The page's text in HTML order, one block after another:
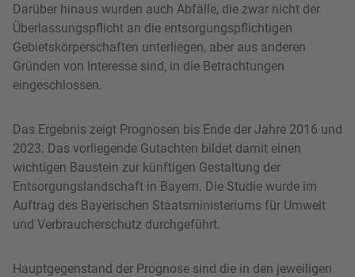
Darüber hinaus wurden auch Abfälle, die zwar nicht der
Überlassungspflicht an die entsorgungspflichtigen
Gebietskörperschaften unterliegen, aber aus anderen
Gründen von Interesse sind, in die Betrachtungen
eingeschlossen.
Das Ergebnis zeigt Prognosen bis Ende der Jahre 2016 und
2023. Das vorliegende Gutachten bildet damit einen
wichtigen Baustein zur künftigen Gestaltung der
Entsorgungslandschaft in Bayern. Die Studie wurde im
Auftrag des Bayerischen Staatsministeriums für Umwelt
und Verbraucherschutz durchgeführt.
Hauptgegenstand der Prognose sind die in den jeweiligen